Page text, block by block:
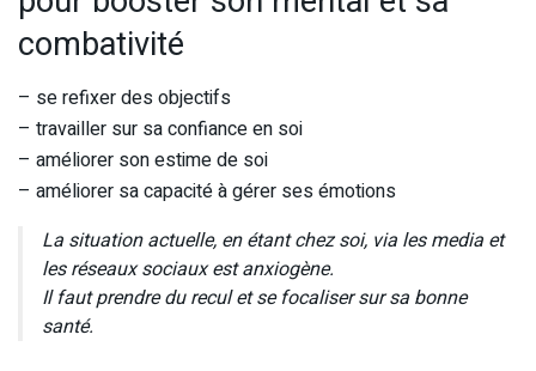
combativité
– se refixer des objectifs
– travailler sur sa confiance en soi
– améliorer son estime de soi
– améliorer sa capacité à gérer ses émotions
La situation actuelle, en étant chez soi, via les media et
les réseaux sociaux est anxiogène.
Il faut prendre du recul et se focaliser sur sa bonne
santé.